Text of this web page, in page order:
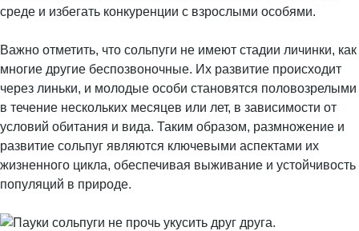
среде и избегать конкуренции с взрослыми особями.
Важно отметить, что сольпуги не имеют стадии личинки, как
многие другие беспозвоночные. Их развитие происходит
через линьки, и молодые особи становятся половозрелыми
в течение нескольких месяцев или лет, в зависимости от
условий обитания и вида. Таким образом, размножение и
развитие сольпуг являются ключевыми аспектами их
жизненного цикла, обеспечивая выживание и устойчивость
популяций в природе.